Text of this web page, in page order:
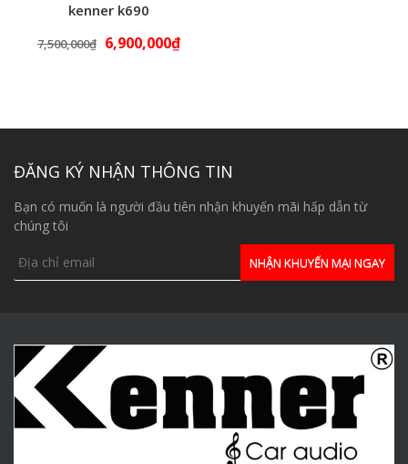
kenner k690
7,500,000₫ 6,900,000₫
ĐĂNG KÝ NHẬN THÔNG TIN
Bạn có muốn là người đầu tiên nhận khuyến mãi hấp dẫn từ
chúng tôi